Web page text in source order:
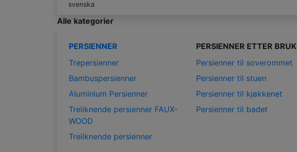
svenska
Alle kategorier
PERSIENNER
Trepersienner
Bambuspersienner
Aluminium Persienner
Treliknende persienner FAUX-
WOOD
Treliknende persienner
PERSIENNER ETTER BRUK
Persienner til soverommet
Persienner til stuen
Persienner til kjøkkenet
Persienner til badet